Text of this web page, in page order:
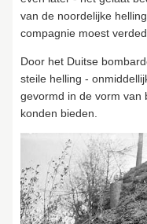
van de noordelijke
compagnie moest
Door het Duitse
steile helling -
gevormd in de vorm van
konden bieden.